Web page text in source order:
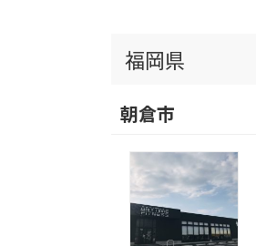
福岡県
朝倉市